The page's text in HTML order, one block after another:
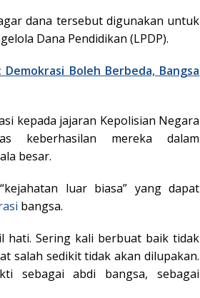
dana tersebut digunakan untuk
Dana Pendidikan (LPDP).
Boleh Berbeda, Bangsa
kepada jajaran Kepolisian Negara
keberhasilan mereka dalam
besar.
luar biasa” yang dapat
bangsa.
hati. Sering kali berbuat baik tidak
salah sedikit tidak akan dilupakan.
sebagai abdi bangsa, sebagai